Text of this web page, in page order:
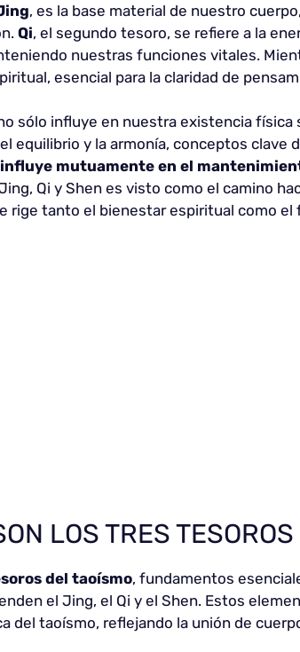
, es la base material de nuestro
Qi, el segundo tesoro, se refiere a la
nuestras funciones vitales.
esencial para la claridad de
sólo influye en nuestra existencia
equilibrio y la armonía, conceptos clave
mutuamente en el
Qi y Shen es visto como el camino
rige tanto el bienestar espiritual como
LOS TRES
del taoísmo, fundamentos
el Jing, el Qi y el Shen. Estos
del taoísmo, reflejando la unión de